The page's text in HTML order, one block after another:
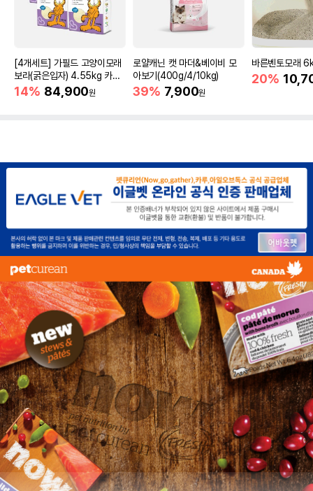
[4개세트] 가필드 고양이모래
보라(굵은입자) 4.55kg 카사
바모래
14% 84,900원
로얄캐닌 캣 마더&베이비 모
아보기(400g/4/10kg)
39% 7,900원
바른벤토모래
20%